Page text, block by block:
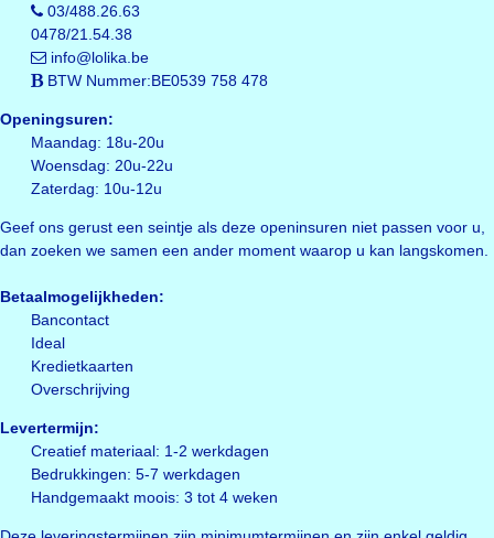
03/488.26.63
0478/21.54.38
info@lolika.be
BTW Nummer:BE0539 758 478
Openingsuren:
Maandag: 18u-20u
Woensdag: 20u-22u
Zaterdag: 10u-12u
Geef ons gerust een seintje als deze openinsuren niet passen voor u,
dan zoeken we samen een ander moment waarop u kan langskomen.
Betaalmogelijkheden:
Bancontact
Ideal
Kredietkaarten
Overschrijving
Levertermijn:
Creatief materiaal: 1-2 werkdagen
Bedrukkingen: 5-7 werkdagen
Handgemaakt moois: 3 tot 4 weken